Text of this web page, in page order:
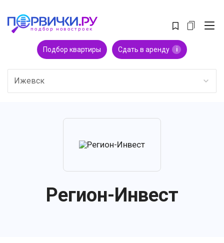
Подбор квартиры Сдать в аренду i
Ижевск
Регион-Инвест